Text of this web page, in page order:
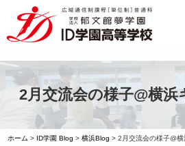
2月交流会の様子@横
ホーム > ID学園 Blog >横浜Blog >2月交流会の様子@横